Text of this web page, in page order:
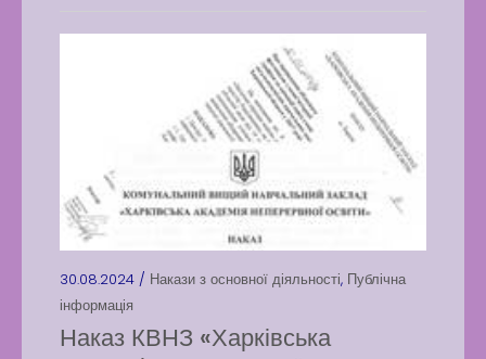
30.08.2024 / Накази з основної діяльності, Публічна
інформація
Наказ КВНЗ «Харківська